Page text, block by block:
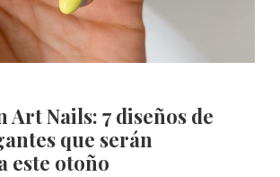
Art Nails: 7 diseños de
que serán
este otoño